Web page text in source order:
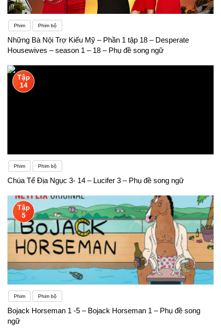
Phim Phim bộ
Những Bà Nội Trợ Kiểu Mỹ – Phần 1 tập 18 – Desperate
Housewives – season 1 – 18 – Phụ đề song ngữ
Tập
14
Phim Phim bộ
Chúa Tể Địa Ngục 3- 14 – Lucifer 3 – Phụ đề song ngữ
Tập
5
Phim Phim bộ
Bojack Horseman 1 -5 – Bojack Horseman 1 – Phụ đề song
ngữ